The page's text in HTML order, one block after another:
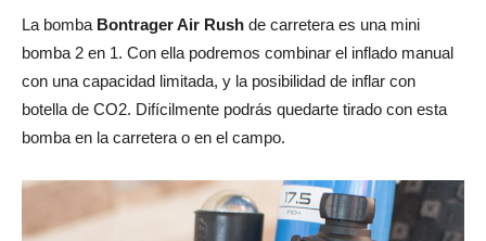
La bomba Bontrager Air Rush de carretera es una mini
bomba 2 en 1. Con ella podremos combinar el inflado manual
con una capacidad limitada, y la posibilidad de inflar con
botella de CO2. Difícilmente podrás quedarte tirado con esta
bomba en la carretera o en el campo.